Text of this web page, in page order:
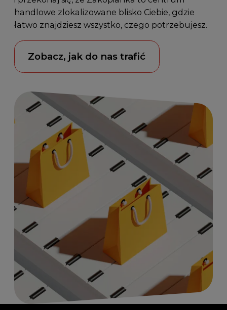
handlowe zlokalizowane blisko Ciebie, gdzie
łatwo znajdziesz wszystko, czego potrzebujesz.
Zobacz, jak do nas trafić